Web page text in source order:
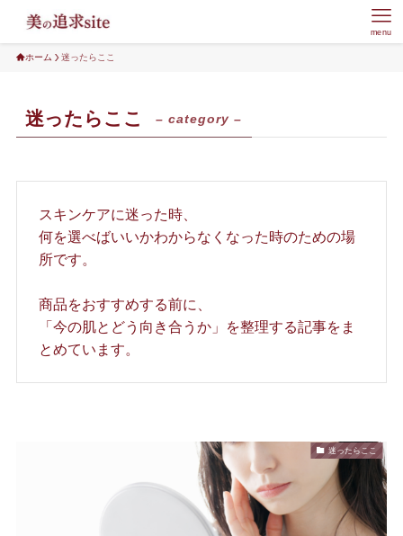
menu
ホーム 迷ったらここ
迷ったらここ – category –
スキンケアに迷った時、
何を選べばいいかわからなくなった時のための場
所です。
商品をおすすめする前に、
「今の肌とどう向き合うか」を整理する記事をま
とめています。
迷ったらここ